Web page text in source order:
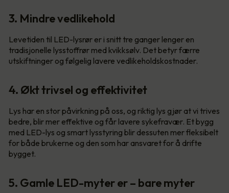
3. Mindre vedlikehold
Levetiden til LED-lysrør er i snitt tre ganger lenger en
tradisjonelle lysstoffrør med kvikksølv. Det betyr færre
utskiftninger og følgelig lavere vedlikeholdskostnader.
4. Økt trivsel og effektivitet
Lys har en stor påvirkning på oss, og riktig lys gjør at vi trives
bedre, blir mer effektive og får lavere sykefravær. Et bygg
med LED-lys og smart lysstyring blir dessuten mer fleksibelt
for både brukerne og den som har ansvaret for å drifte
bygget.
5. Gamle LED-myter er – bare myter